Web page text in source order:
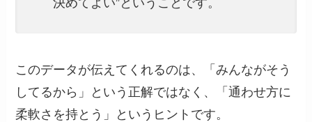
このデータが伝えてくれるのは、「みんながそう
してるから」という正解ではなく、「通わせ方に
柔軟さを持とう」というヒントです。